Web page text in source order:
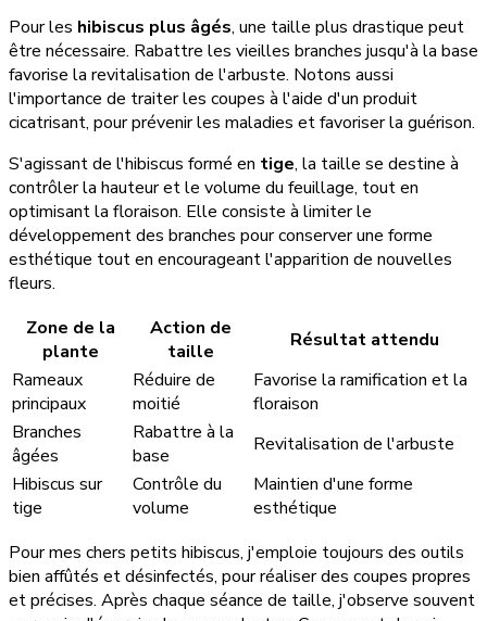
Pour les hibiscus plus âgés, une taille plus drastique peut
être nécessaire. Rabattre les vieilles branches jusqu'à la base
favorise la revitalisation de l'arbuste. Notons aussi
l'importance de traiter les coupes à l'aide d'un produit
cicatrisant, pour prévenir les maladies et favoriser la guérison.
S'agissant de l'hibiscus formé en tige, la taille se destine à
contrôler la hauteur et le volume du feuillage, tout en
optimisant la floraison. Elle consiste à limiter le
développement des branches pour conserver une forme
esthétique tout en encourageant l'apparition de nouvelles
fleurs.
Zone de la
plante
Action de
taille
Résultat attendu
Rameaux
principaux
Réduire de
moitié
Favorise la ramification et la
floraison
Branches
âgées
Rabattre à la
base
Revitalisation de l'arbuste
Hibiscus sur
tige
Contrôle du
volume
Maintien d'une forme
esthétique
Pour mes chers petits hibiscus, j'emploie toujours des outils
bien affûtés et désinfectés, pour réaliser des coupes propres
et précises. Après chaque séance de taille, j'observe souvent